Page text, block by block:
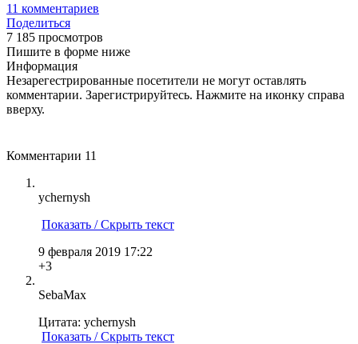
11 комментариев
Поделиться
7 185 просмотров
Пишите в форме ниже
Информация
Незарегестрированные посетители не могут оставлять
комментарии. Зарегистрируйтесь. Нажмите на иконку справа
вверху.
Комментарии 11
ychernysh
Показать / Скрыть текст
9 февраля 2019 17:22
+3
SebaMax
Цитата: ychernysh
Показать / Скрыть текст